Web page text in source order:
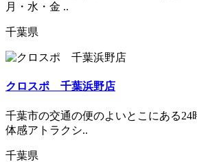
月・水・金 ..
千葉県
クロスポ 千葉浜野店
千葉市の交通の便のよいとこにある24
体感アトラクシ..
千葉県